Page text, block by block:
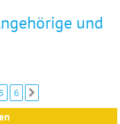
und
5 6